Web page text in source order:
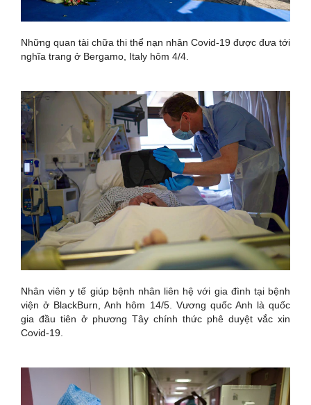
Những quan tài chữa thi thể nạn nhân Covid-19 được đưa tới
nghĩa trang ở Bergamo, Italy hôm 4/4.
Nhân viên y tế giúp bệnh nhân liên hệ với gia đình tại bệnh
viện ở BlackBurn, Anh hôm 14/5. Vương quốc Anh là quốc
gia đầu tiên ở phương Tây chính thức phê duyệt vắc xin
Covid-19.